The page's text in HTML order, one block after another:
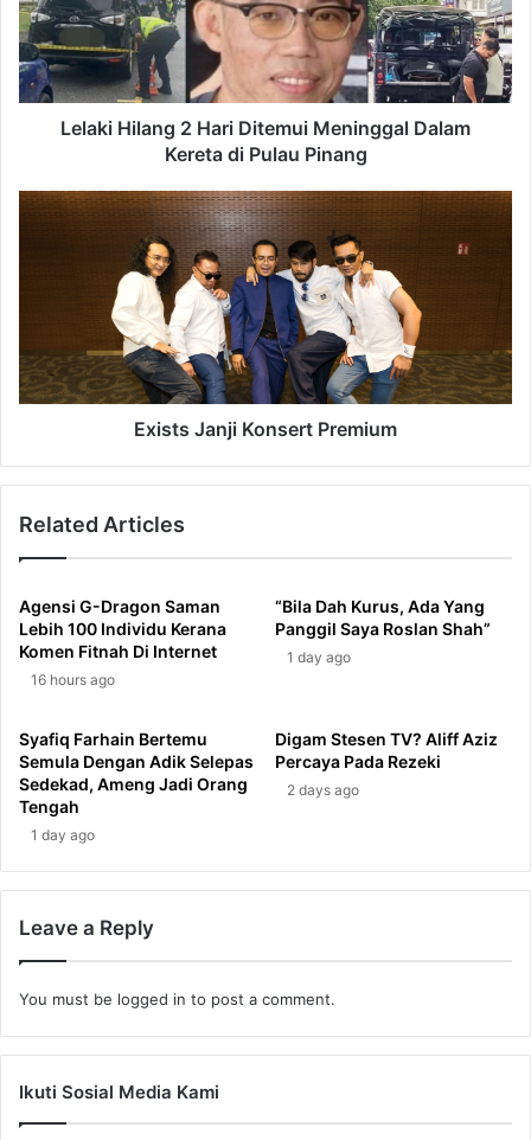
Meninggal
Dalam
Kereta
di
Lelaki Hilang 2 Hari Ditemui Meninggal Dalam
Kereta di Pulau Pinang
Exists
Exists Janji Konsert Premium
Related Articles
Agensi G-Dragon Saman
Lebih 100 Individu Kerana
Komen Fitnah Di Internet
16 hours ago
“Bila Dah Kurus, Ada Yang
Panggil Saya Roslan Shah”
1 day ago
Syafiq Farhain Bertemu
Semula Dengan Adik Selepas
Sedekad, Ameng Jadi Orang
Tengah
1 day ago
Digam Stesen TV? Aliff Aziz
Percaya Pada Rezeki
2 days ago
Leave a Reply
You must be logged in to post a comment.
Ikuti Sosial Media Kami